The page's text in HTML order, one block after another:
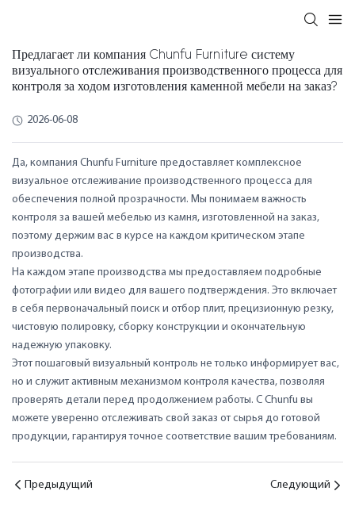
Предлагает ли компания Chunfu Furniture систему
визуального отслеживания производственного процесса для
контроля за ходом изготовления каменной мебели на заказ?
2026-06-08
Да, компания Chunfu Furniture предоставляет комплексное
визуальное отслеживание производственного процесса для
обеспечения полной прозрачности. Мы понимаем важность
контроля за вашей мебелью из камня, изготовленной на заказ,
поэтому держим вас в курсе на каждом критическом этапе
производства.
На каждом этапе производства мы предоставляем подробные
фотографии или видео для вашего подтверждения. Это включает
в себя первоначальный поиск и отбор плит, прецизионную резку,
чистовую полировку, сборку конструкции и окончательную
надежную упаковку.
Этот пошаговый визуальный контроль не только информирует вас,
но и служит активным механизмом контроля качества, позволяя
проверять детали перед продолжением работы. С Chunfu вы
можете уверенно отслеживать свой заказ от сырья до готовой
продукции, гарантируя точное соответствие вашим требованиям.
Предыдущий Следующий